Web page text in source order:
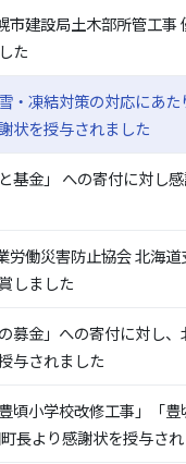
市建設局土木部所管工事
た
・凍結対策の対応にあ
状を授与されました
基金」 への寄付に対し
労働災害防止協会 北海
しました
募金」への寄付に対し、
与されました
頃小学校改修工事」「
長より感謝状を授与され